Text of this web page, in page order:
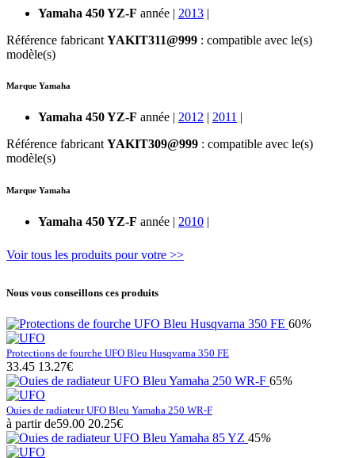
Yamaha 450 YZ-F année | 2013 |
Référence fabricant YAKIT311@999 : compatible avec le(s)
modèle(s)
Marque Yamaha
Yamaha 450 YZ-F année | 2012 | 2011 |
Référence fabricantYAKIT309@999 : compatible avec le(s)
modèle(s)
Marque Yamaha
Yamaha 450 YZ-F année | 2010 |
Voir tous les produits pour votre >>
Nous vous conseillons ces produits
60%
Protections de fourche UFO Bleu Husqvarna 350 FE
33.45 13.27€
65%
Ouies de radiateur UFO Bleu Yamaha 250 WR-F
à partir de59.00 20.25€
45%